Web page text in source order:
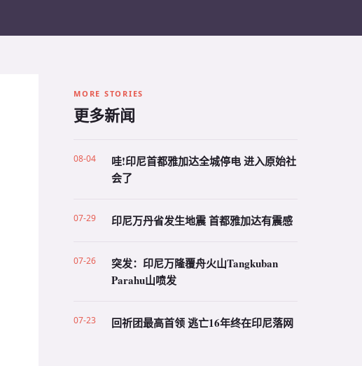
MORE STORIES
更多新闻
08-04
哇!印尼首都雅加达全城停电 进入原始社
会了
07-29 印尼万丹省发生地震 首都雅加达有震感
07-26
突发：印尼万隆覆舟火山Tangkuban
Parahu山喷发
07-23 回祈团最高首领 逃亡16年终在印尼落网